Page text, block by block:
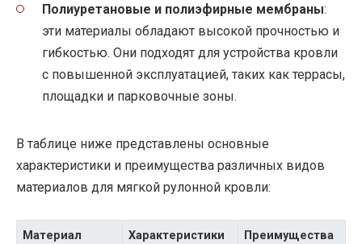
Полиуретановые и полиэфирные мембраны:
эти материалы обладают высокой прочностью и
гибкостью. Они подходят для устройства кровли
с повышенной эксплуатацией, таких как террасы,
площадки и парковочные зоны.
В таблице ниже представлены основные
характеристики и преимущества различных видов
материалов для мягкой рулонной кровли:
Материал Характеристики Преимущества